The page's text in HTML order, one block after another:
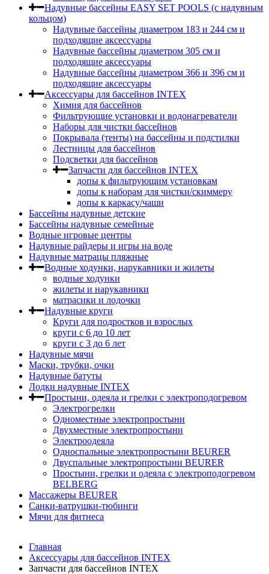
Надувные бассейны EASY SET POOLS (с надувным
кольцом)
Надувные бассейны диаметром 183 и 244 см и
подходящие аксессуары
Надувные бассейны диаметром 305 см и
подходящие аксессуары
Надувные бассейны диаметром 366 и 396 см и
подходящие аксессуары
Аксессуары для бассейнов INTEX
Химия для бассейнов
Фильтрующие установки и водонагреватели
Наборы для чистки бассейнов
Покрывала (тенты) на бассейны и подстилки
Лестницы для бассейнов
Подсветки для бассейнов
Запчасти для бассейнов INTEX
допы к фильтрующим установкам
допы к наборам для чистки/скиммеру
допы к каркасу/чаши
Бассейны надувные детские
Бассейны надувные семейные
Водные игровые центры
Надувные райдеры и игры на воде
Надувные матрацы пляжные
Водные ходунки, нарукавники и жилеты
водные ходунки
жилеты и нарукавники
матрасики и лодочки
Надувные круги
Круги для подростков и взрослых
круги с 6 до 10 лет
круги c 3 до 6 лет
Надувные мячи
Маски, трубки, очки
Надувные батуты
Лодки надувные INTEX
Простыни, одеяла и грелки с электроподогревом
Электрогрелки
Одноместные электропростыни
Двухместные электропростыни
Электроодеяла
Односпальные электропростыни BEURER
Двуспальные электропростыни BEURER
Простыни, грелки и одеяла с электроподогревом
BELBERG
Массажеры BEURER
Санки-ватрушки-тюбинги
Мячи для фитнеса
Главная
Аксессуары для бассейнов INTEX
Запчасти для бассейнов INTEX